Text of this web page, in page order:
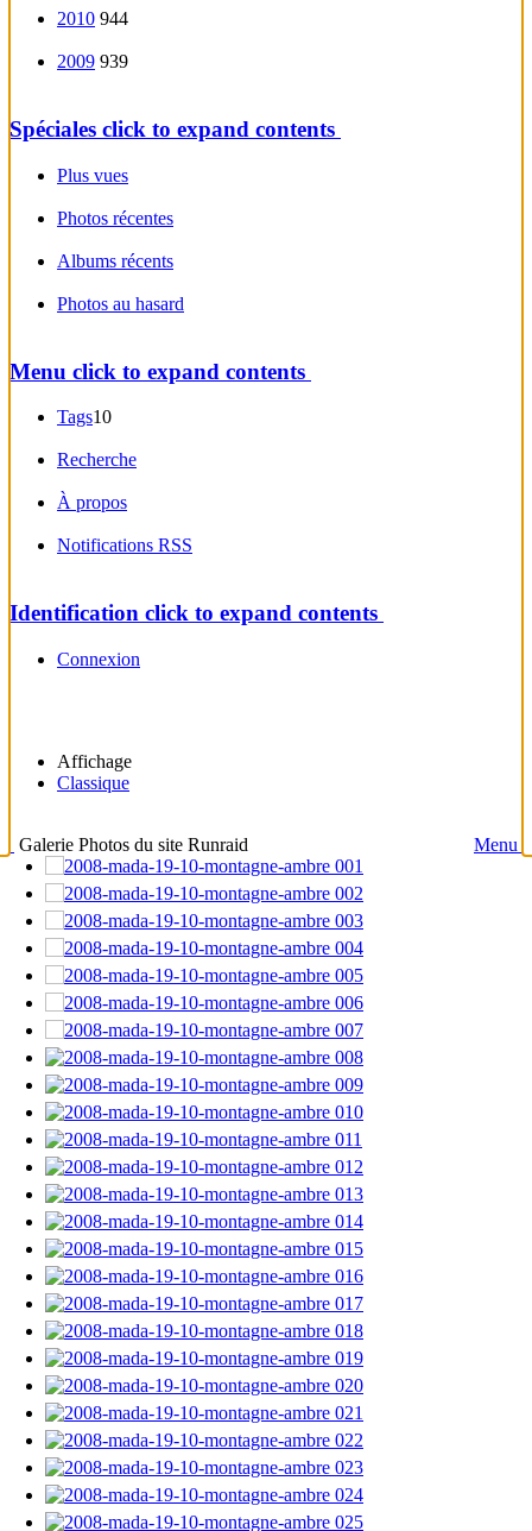
2010 944
2009 939
Spéciales click to expand contents
Plus vues
Photos récentes
Albums récents
Photos au hasard
Menu click to expand contents
Tags10
Recherche
À propos
Notifications RSS
Identification click to expand contents
Connexion
Affichage
Classique
Galerie Photos du site Runraid Menu